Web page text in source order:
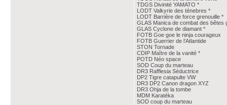
TDGS Divinité YAMATO *
LODT Valkyrie des ténebres *
LODT Barrière de force grenouille *
GLAS Manica de combat des bêtes
GLAS Cyclone de diamant *
FOTB Goe goe le ninja courageux
FOTB Guerrier de l’Atlantide
STON Tornade
CDIP Maître de la vanité *
POTD Néo space
SOD Coup du marteau
DR3 Rafflesia Séductrice
DP2 Tigre catapulte VW
DR3 DP2 Canon dragon XYZ
DR3 Ohja de la tombe
MDM Karatéka
SOD coup du marteau